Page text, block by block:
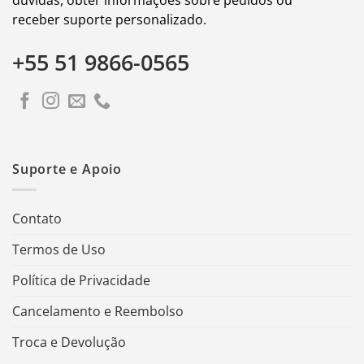
receber suporte personalizado.
+55 51 9866-0565
Suporte e Apoio
Contato
Termos de Uso
Política de Privacidade
Cancelamento e Reembolso
Troca e Devolução